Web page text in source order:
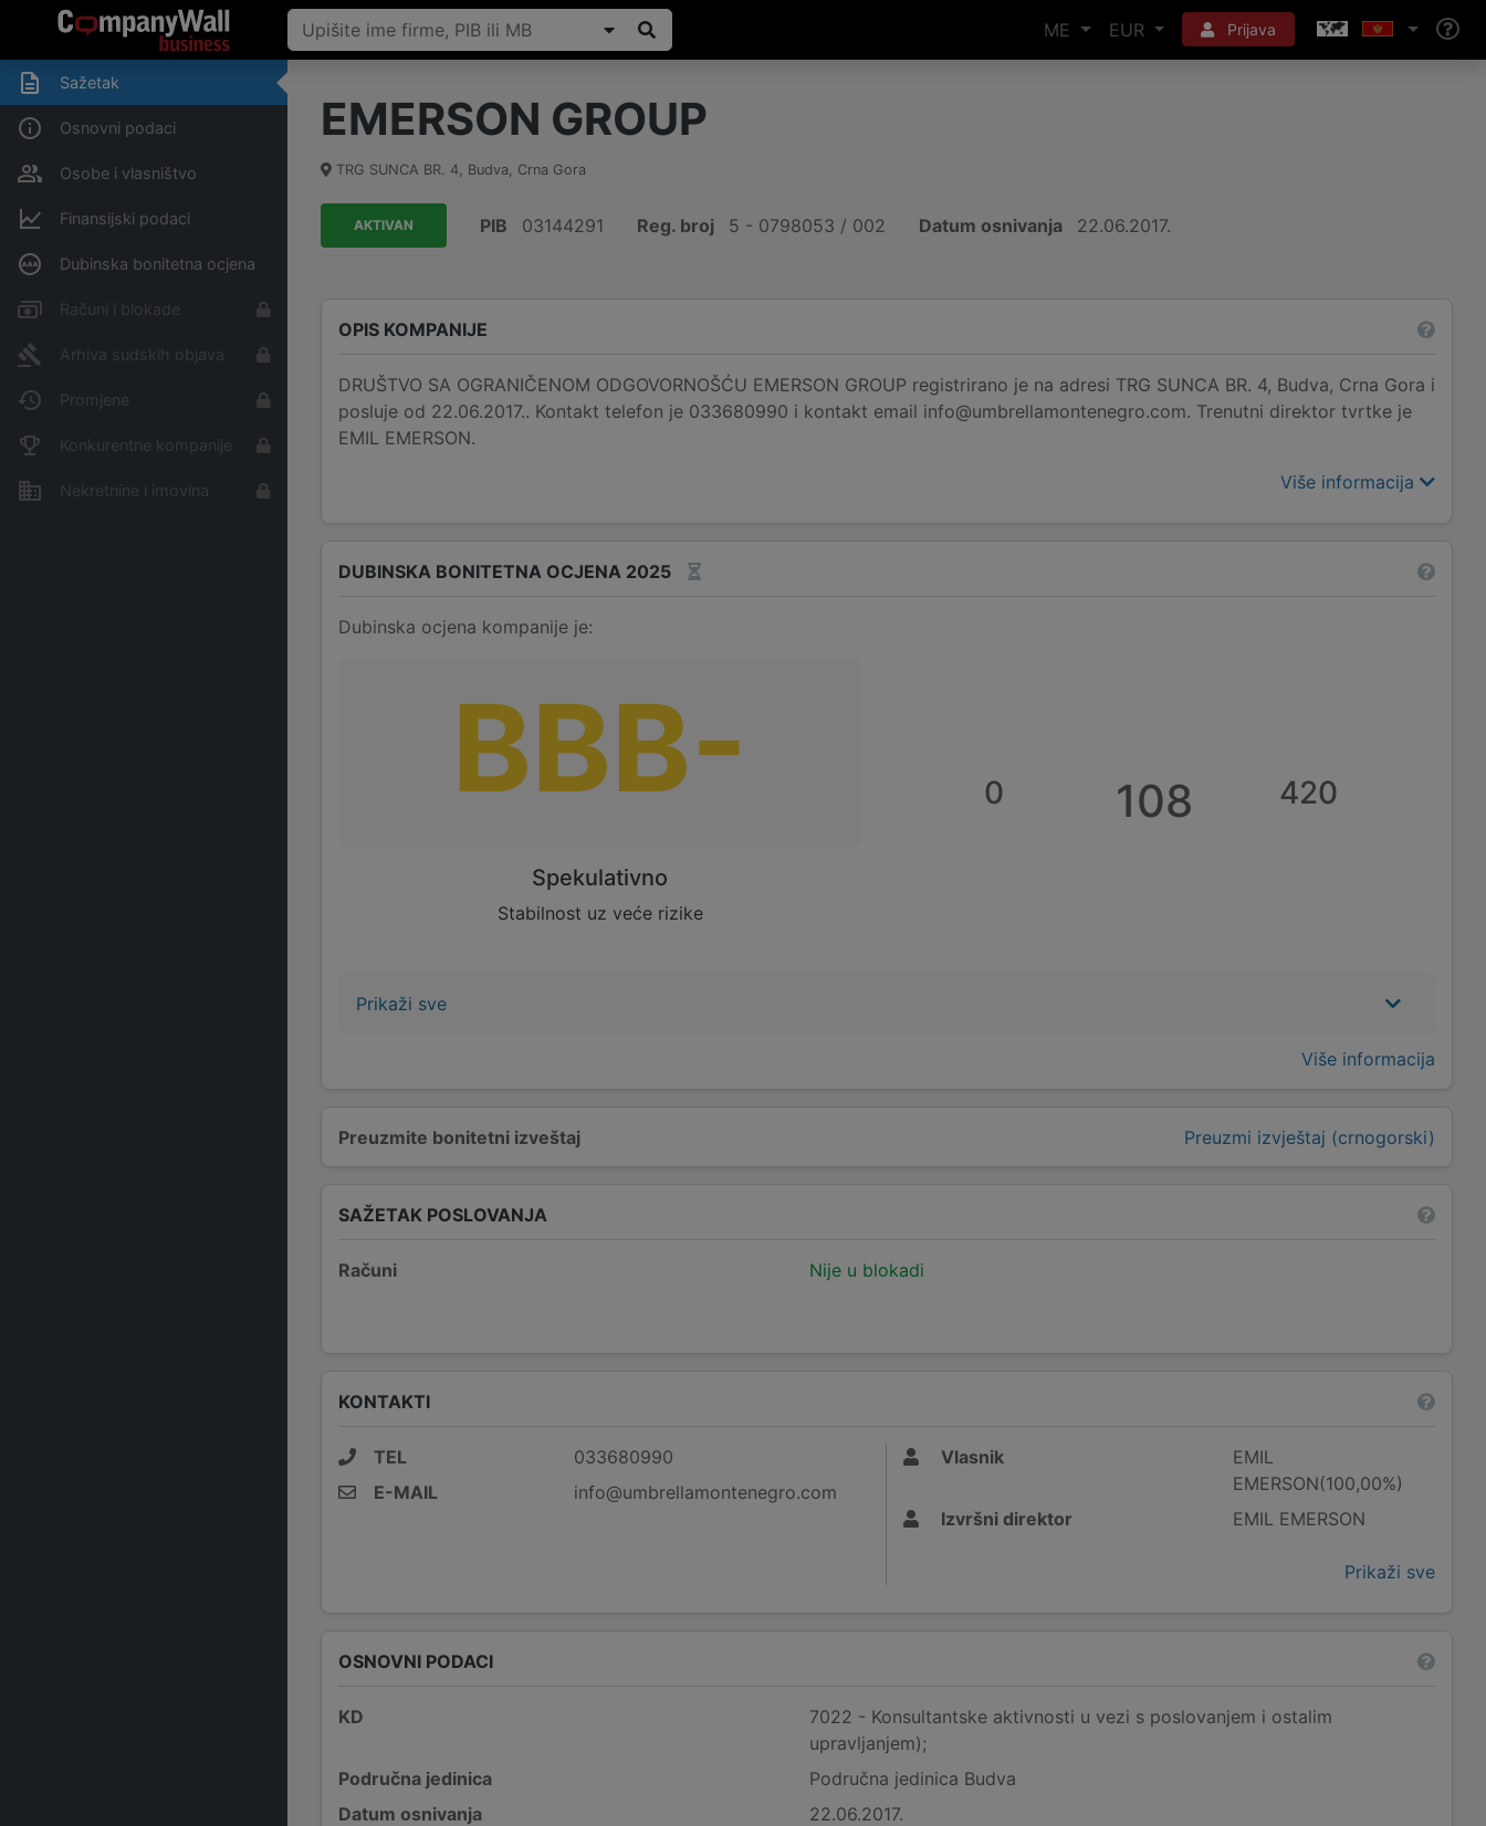
ME EUR Prijava
Sažetak
Osnovni podaci
Osobe i vlasništvo
Finansijski podaci
Dubinska bonitetna ocjena
Računi i blokade
Arhiva sudskih objava
Promjene
Konkurentne kompanije
Nekretnine i imovina
EMERSON GROUP
TRG SUNCA BR. 4, Budva, Crna Gora
AKTIVAN PIB 03144291 Reg. broj 5 - 0798053 / 002 Datum osnivanja 22.06.2017.
OPIS KOMPANIJE
DRUŠTVO SA OGRANIČENOM ODGOVORNOŠĆU EMERSON GROUP registrirano je na adresi TRG SUNCA BR. 4, Budva, Crna Gora i
posluje od 22.06.2017.. Kontakt telefon je 033680990 i kontakt email info@umbrellamontenegro.com. Trenutni direktor tvrtke je
EMIL EMERSON.
Više informacija
Preuzmite bonitetni izveštaj Preuzmi izvještaj (crnogorski)
DUBINSKA BONITETNA OCJENA 2025
Dubinska ocjena kompanije je:
BBB-
Spekulativno
Stabilnost uz veće rizike
0 108 420
Prikaži sve
Više informacija
SAŽETAK POSLOVANJA
Računi Nije u blokadi
KONTAKTI
TEL
033680990
E-MAIL
info@umbrellamontenegro.com
Vlasnik
EMIL
EMERSON(100,00%)
Izvršni direktor
EMIL EMERSON
Prikaži sve
OSNOVNI PODACI
KD
7022 - Konsultantske aktivnosti u vezi s poslovanjem i ostalim
upravljanjem);
Područna jedinica
Područna jedinica Budva
Datum osnivanja
22.06.2017.